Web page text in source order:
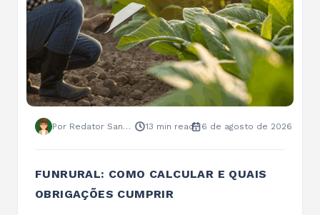
Por Redator Sankhya 13 min read 5 de agosto de 2026
CUSTO DE PRODUÇÃO NA INDÚSTRIA DE
ALIMENTOS: COMO CALCULAR E